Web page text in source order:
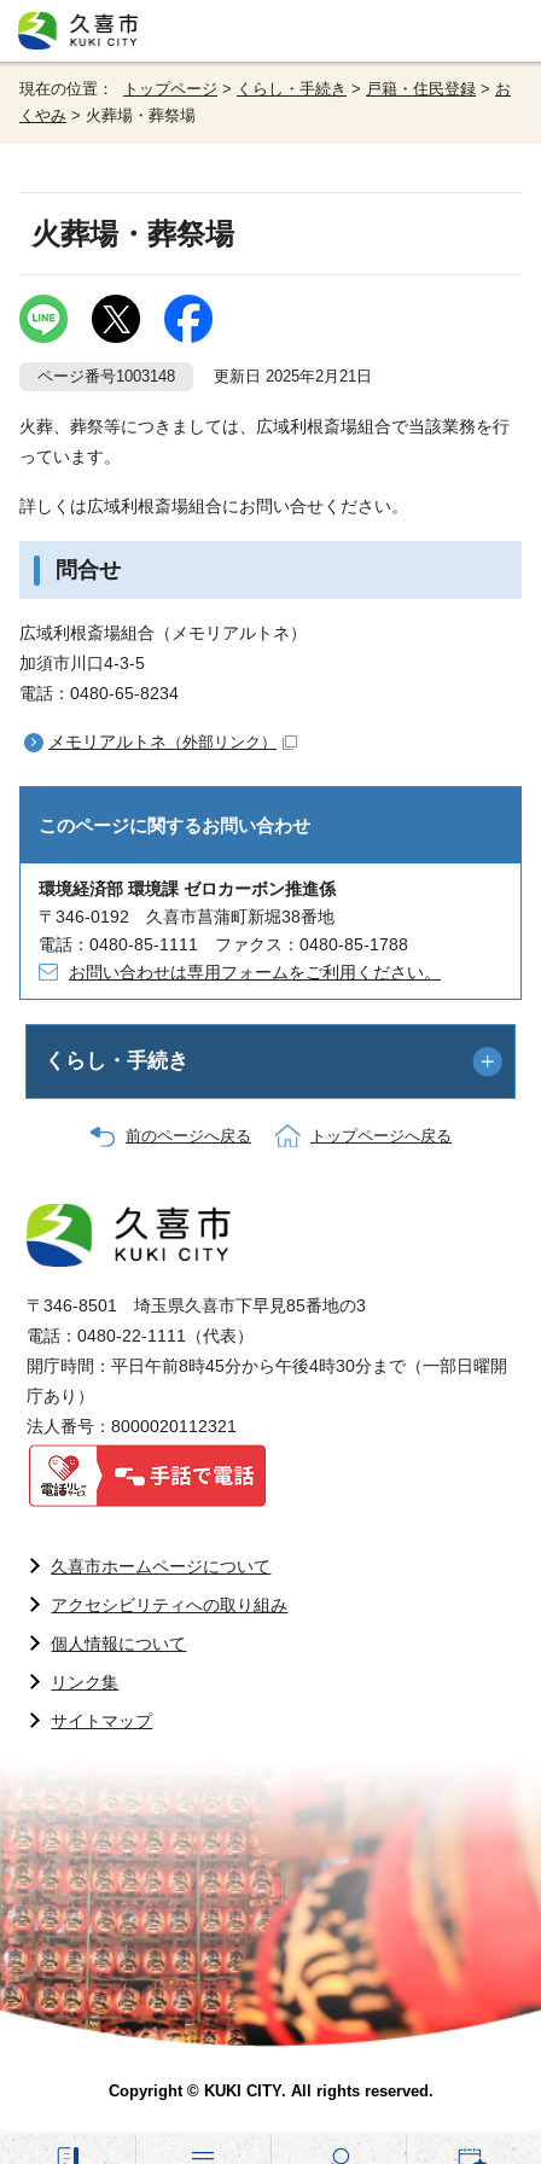
現在の位置： トップページ > くらし・手続き > 戸籍・住民登録 > お
くやみ > 火葬場・葬祭場
火葬場・葬祭場
ページ番号1003148 更新日 2025年2月21日
火葬、葬祭等につきましては、広域利根斎場組合で当該業務を行
っています。
詳しくは広域利根斎場組合にお問い合せください。
問合せ
広域利根斎場組合（メモリアルトネ）
加須市川口4-3-5
電話：0480-65-8234
メモリアルトネ （外部リンク）
このページに関するお問い合わせ
環境経済部 環境課 ゼロカーボン推進係
〒346-0192 久喜市菖蒲町新堀38番地
電話：0480-85-1111 ファクス：0480-85-1788
お問い合わせは専用フォームをご利用ください。
くらし・手続き
前のページへ戻る トップページへ戻る
〒346-8501 埼玉県久喜市下早見85番地の3
電話：0480-22-1111（代表）
開庁時間：平日午前8時45分から午後4時30分まで（一部日曜開
庁あり）
法人番号：8000020112321
久喜市ホームページについて
アクセシビリティへの取り組み
個人情報について
リンク集
サイトマップ
Copyright © KUKI CITY. All rights reserved.